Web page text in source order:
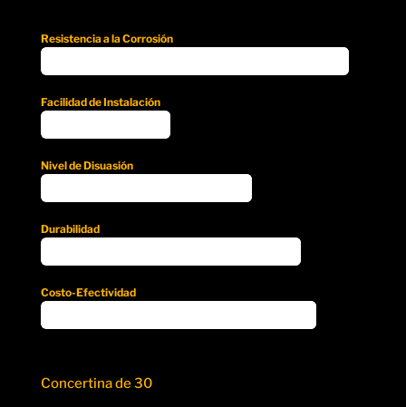
Resistencia a la Corrosión
Facilidad de Instalación
Nivel de Disuasión
Durabilidad
Costo-Efectividad
Concertina de 30